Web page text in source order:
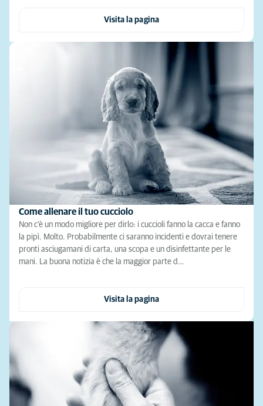
Visita la pagina
Come allenare il tuo cucciolo
Non c'è un modo migliore per dirlo: i cuccioli fanno la cacca e fanno
la pipì. Molto. Probabilmente ci saranno incidenti e dovrai tenere
pronti asciugamani di carta, una scopa e un disinfettante per le
mani. La buona notizia è che la maggior parte d…
Visita la pagina